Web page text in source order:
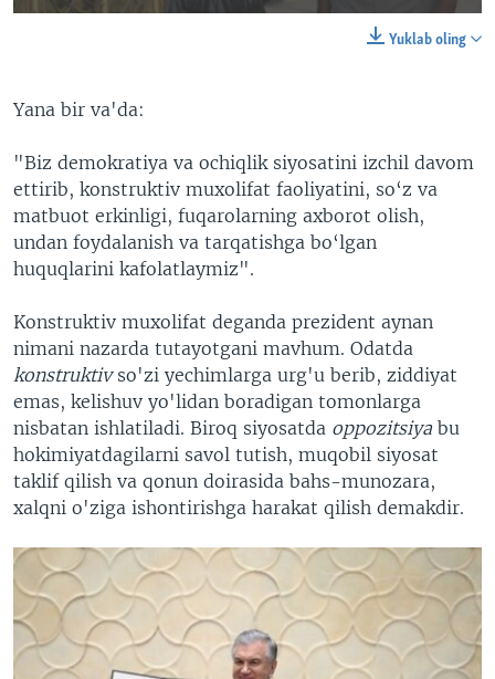
Yuklab oling
Yana bir va'da:
"Biz demokratiya va ochiqlik siyosatini izchil davom
ettirib, konstruktiv muxolifat faoliyatini, so‘z va
matbuot erkinligi, fuqarolarning axborot olish,
undan foydalanish va tarqatishga bo‘lgan
huquqlarini kafolatlaymiz".
Konstruktiv muxolifat deganda prezident aynan
nimani nazarda tutayotgani mavhum. Odatda
konstruktivso'zi yechimlarga urg'u berib, ziddiyat
emas, kelishuv yo'lidan boradigan tomonlarga
nisbatan ishlatiladi. Biroq siyosatda oppozitsiyabu
hokimiyatdagilarni savol tutish, muqobil siyosat
taklif qilish va qonun doirasida bahs-munozara,
xalqni o'ziga ishontirishga harakat qilish demakdir.